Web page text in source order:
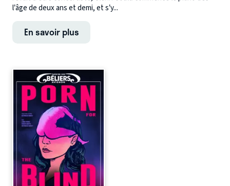
l’âge de deux ans et demi, et s’y...
En savoir plus